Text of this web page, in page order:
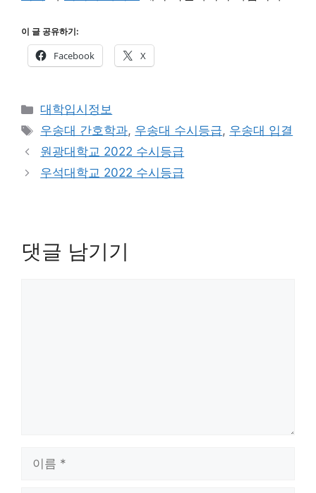
이 글 공유하기:
Facebook X
카
테
리
대학입시정보
태
그
우송대 간호학과, 우송대 수시등급, 우송대 입결
원광대학교 2022 수시등급
우석대학교 2022 수시등급
댓글 남기기